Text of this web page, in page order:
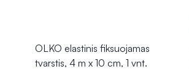
OLKO elastinis fiksuojamas
tvarstis, 4 m x 10 cm, 1 vnt.